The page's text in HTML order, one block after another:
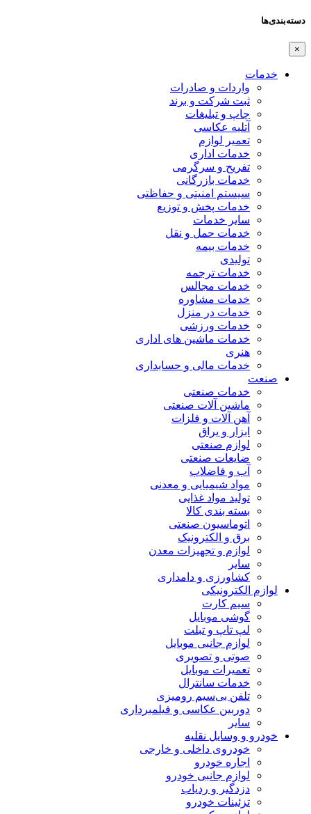
دسته‌بندی‌ها
×
خدمات
واردات و صادرات
ثبت شرکت و برند
چاپ و تبلیغات
آتلیه عکاسی
تعمیر لوازم
خدمات اداری
تفریح و سرگرمی
خدمات بازرگانی
سیستم امنیتی و حفاظتی
خدمات پخش و توزیع
سایر خدمات
خدمات حمل و نقل
خدمات بیمه
تولیدی
خدمات ترجمه
خدمات مجالس
خدمات مشاوره
خدمات در منزل
خدمات ورزشی
خدمات ماشین های اداری
هنری
خدمات مالی و حسابداری
صنعت
خدمات صنعتی
ماشین آلات صنعتی
آهن آلات و فلزات
ابزار و یراق
لوازم صنعتی
ضایعات صنعتی
آب و فاضلاب
مواد شیمیایی و معدنی
تولید مواد غذایی
بسته بندی کالا
اتوماسیون صنعتی
برق و الکترونیک
لوازم و تجهیزات معدن
سایر
کشاورزی و دامداری
لوازم الکترونیکی
سیم کارت
گوشی موبایل
لپ تاپ و تبلت
لوازم جانبی موبایل
صوتی و تصویری
تعمیرات موبایل
خدمات سانترال
تلفن بی‌سیم رومیزی
دوربین عکاسی و فیلمبرداری
سایر
خودرو و وسایل نقلیه
خودروی داخلی و خارجی
اجاره خودرو
لوازم جانبی خودرو
دزدگیر و ردیاب
تزئینات خودرو